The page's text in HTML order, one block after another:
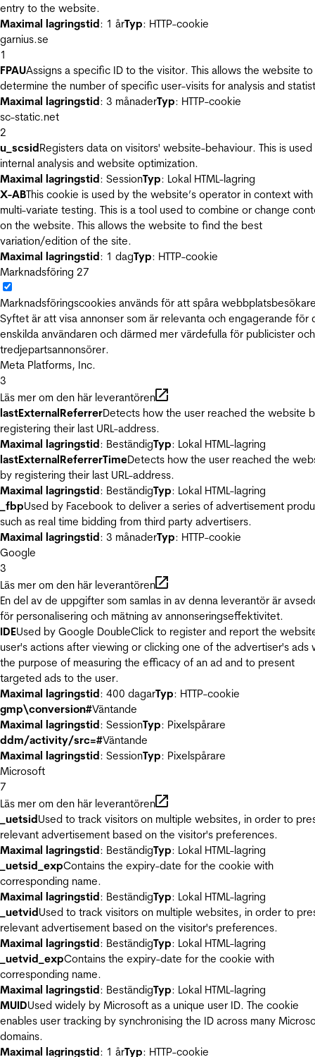
entry to the website.
Maximal lagringstid: 1 årTyp: HTTP-cookie
garnius.se
1
FPAUAssigns a specific ID to the visitor. This allows the website to
determine the number of specific user-visits for analysis and
Maximal lagringstid: 3 månaderTyp: HTTP-cookie
sc-static.net
2
u_scsidRegisters data on visitors' website-behaviour. This is
internal analysis and website optimization.
Maximal lagringstid: SessionTyp: Lokal HTML-lagring
X-ABThis cookie is used by the website’s operator in context with
multi-variate testing. This is a tool used to combine or change
on the website. This allows the website to find the best
variation/edition of the site.
Maximal lagringstid: 1 dagTyp: HTTP-cookie
Marknadsföring 27
Marknadsföringscookies används för att spåra
Syftet är att visa annonser som är relevanta och engagerande för
enskilda användaren och därmed mer värdefulla för publicister och
tredjepartsannonsörer.
Meta Platforms, Inc.
3
Läs mer om den här leverantören
lastExternalReferrerDetects how the user reached the website
registering their last URL-address.
Maximal lagringstid: BeständigTyp: Lokal HTML-lagring
lastExternalReferrerTimeDetects how the user reached the
by registering their last URL-address.
Maximal lagringstid: BeständigTyp: Lokal HTML-lagring
_fbpUsed by Facebook to deliver a series of advertisement
such as real time bidding from third party advertisers.
Maximal lagringstid: 3 månaderTyp: HTTP-cookie
Google
3
Läs mer om den här leverantören
En del av de uppgifter som samlas in av denna leverantör är
för personalisering och mätning av annonseringseffektivitet.
IDEUsed by Google DoubleClick to register and report the
user's actions after viewing or clicking one of the advertiser's ads
the purpose of measuring the efficacy of an ad and to present
targeted ads to the user.
Maximal lagringstid: 400 dagarTyp: HTTP-cookie
gmp\conversion#Väntande
Maximal lagringstid: SessionTyp: Pixelspårare
ddm/activity/src=#Väntande
Maximal lagringstid: SessionTyp: Pixelspårare
Microsoft
7
Läs mer om den här leverantören
_uetsidUsed to track visitors on multiple websites, in order to
relevant advertisement based on the visitor's preferences.
Maximal lagringstid: BeständigTyp: Lokal HTML-lagring
_uetsid_expContains the expiry-date for the cookie with
corresponding name.
Maximal lagringstid: BeständigTyp: Lokal HTML-lagring
_uetvidUsed to track visitors on multiple websites, in order to
relevant advertisement based on the visitor's preferences.
Maximal lagringstid: BeständigTyp: Lokal HTML-lagring
_uetvid_expContains the expiry-date for the cookie with
corresponding name.
Maximal lagringstid: BeständigTyp: Lokal HTML-lagring
MUIDUsed widely by Microsoft as a unique user ID. The cookie
enables user tracking by synchronising the ID across many
domains.
Maximal lagringstid: 1 årTyp: HTTP-cookie